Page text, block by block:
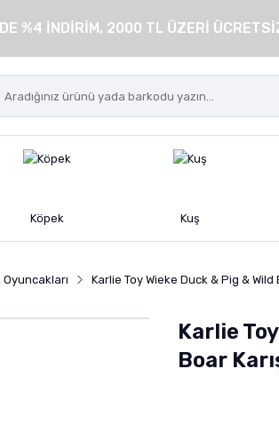
%4 İNDİRİM, 2000 TL ÜZERİ
Köpek Kuş
Karlie Toy Wieke Duck & Pig &
Karlie
Boar